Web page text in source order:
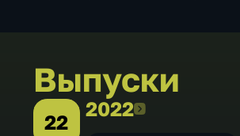
Выпуски
22
20222022